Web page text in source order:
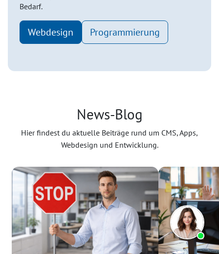
Bedarf.
Webdesign Programmierung
News-Blog
Hier findest du aktuelle Beiträge rund um CMS, Apps,
Webdesign und Entwicklung.